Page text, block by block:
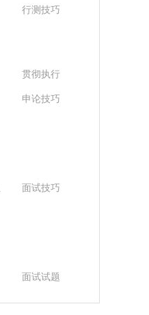
行测技巧
贯彻执行
申论技巧
面试技巧
面试试题